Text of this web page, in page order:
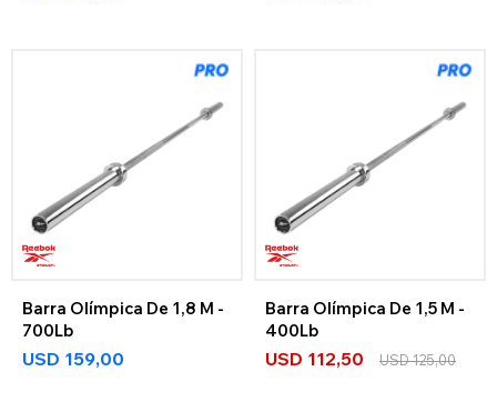
Barra Olímpica De 1,8 M -
700Lb
USD 159,00
Barra Olímpica De 1,5 M -
400Lb
USD 112,50 USD125,00